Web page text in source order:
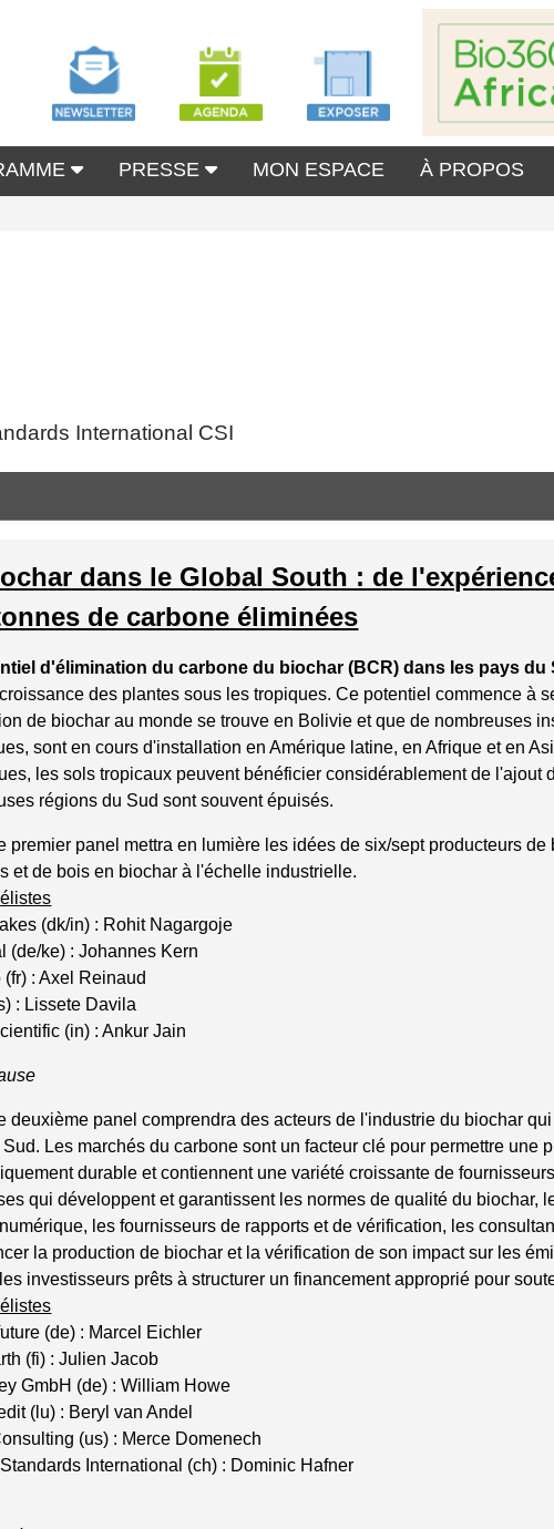
PRESSE MON ESPACE À PROPOS
International CSI
dans le Global South : de
de carbone éliminées
d'élimination du carbone du biochar (BCR) dans les pays du
des plantes sous les tropiques. Ce potentiel commence à
de biochar au monde se trouve en Bolivie et que de nombreuses
sont en cours d'installation en Amérique latine, en Afrique et en
les sols tropicaux peuvent bénéficier considérablement de l'ajout
régions du Sud sont souvent épuisés.
premier panel mettra en lumière les idées de six/sept producteurs
et de bois en biochar à l'échelle industrielle.
(dk/in) : Rohit Nagargoje
(de/ke) : Johannes Kern
(fr) : Axel Reinaud
: Lissete Davila
(in) : Ankur Jain
deuxième panel comprendra des acteurs de l'industrie du biochar
Les marchés du carbone sont un facteur clé pour permettre une
durable et contiennent une variété croissante de
qui développent et garantissent les normes de qualité du biochar,
les fournisseurs de rapports et de vérification, les
la production de biochar et la vérification de son impact sur les
investisseurs prêts à structurer un financement approprié pour
(de) : Marcel Eichler
(fi) : Julien Jacob
GmbH (de) : William Howe
(lu) : Beryl van Andel
(us) : Merce Domenech
International (ch) : Dominic Hafner